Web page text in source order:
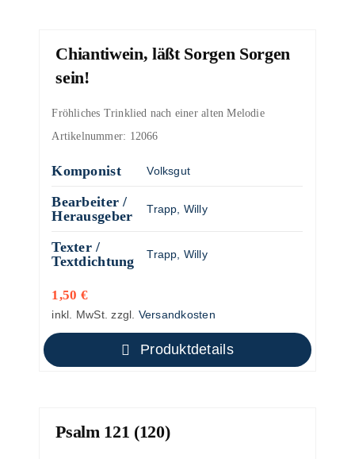
Chiantiwein, läßt Sorgen Sorgen
sein!
Fröhliches Trinklied nach einer alten Melodie
Artikelnummer: 12066
Komponist Volksgut
Bearbeiter /
Herausgeber
Trapp, Willy
Texter /
Textdichtung
Trapp, Willy
1,50 €
inkl. MwSt. zzgl. Versandkosten
Produktdetails
Psalm 121 (120)